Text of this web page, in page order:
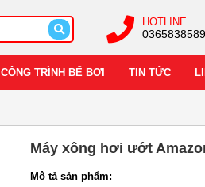
HOTLINE
0365838589
CÔNG TRÌNH BỂ BƠI TIN TỨC
Máy xông hơi ướt
Mô tả sản phẩm: